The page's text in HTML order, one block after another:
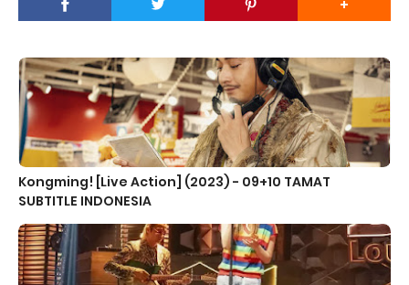
Kongming! [Live Action] (2023) - 09+10 TAMAT
SUBTITLE INDONESIA